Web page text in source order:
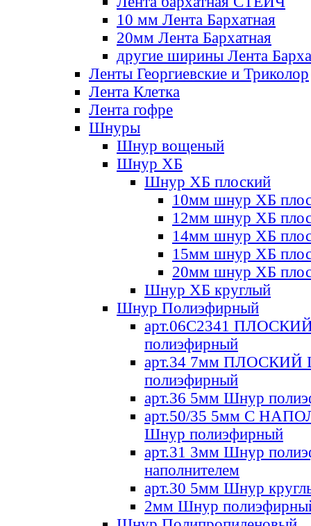
10 мм Лента Бархатная
20мм Лента Бархатная
другие ширины Лента
Ленты Георгиевские и Триколор
Лента Клетка
Лента гофре
Шнуры
Шнур вощеный
Шнур ХБ
Шнур ХБ плоский
10мм шнур ХБ
12мм шнур ХБ
14мм шнур ХБ
15мм шнур ХБ
20мм шнур ХБ
Шнур ХБ круглый
Шнур Полиэфирный
арт.06С2341
полиэфирный
арт.34 7мм ПЛОСКИЙ
полиэфирный
арт.36 5мм Шнур
арт.50/35 5мм С
Шнур полиэфирный
арт.31 3мм Шнур
наполнителем
арт.30 5мм Шнур
2мм Шнур